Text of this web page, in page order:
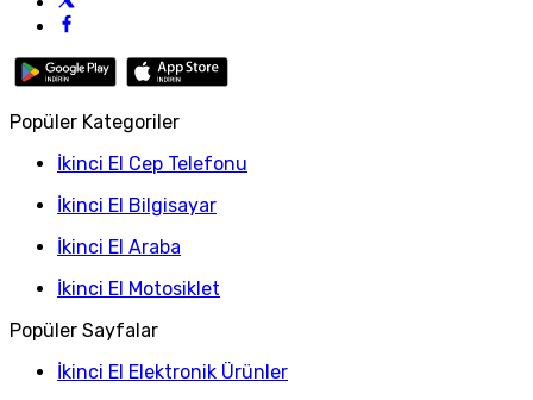
Popüler Kategoriler
İkinci El Cep Telefonu
İkinci El Bilgisayar
İkinci El Araba
İkinci El Motosiklet
Popüler Sayfalar
İkinci El Elektronik Ürünler